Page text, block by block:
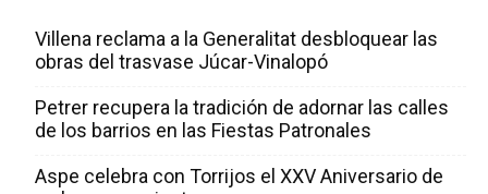
Villena reclama a la Generalitat desbloquear las
obras del trasvase Júcar-Vinalopó
Petrer recupera la tradición de adornar las calles
de los barrios en las Fiestas Patronales
Aspe celebra con Torrijos el XXV Aniversario de